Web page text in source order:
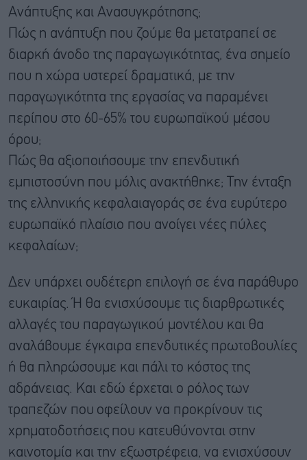
Ανάπτυξης και Ανασυγκρότησης;
Πώς η ανάπτυξη που ζούμε θα μετατραπεί σε
διαρκή άνοδο της παραγωγικότητας, ένα σημείο
που η χώρα υστερεί δραματικά, με την
παραγωγικότητα της εργασίας να παραμένει
περίπου στο 60-65% του ευρωπαϊκού μέσου
όρου;
Πώς θα αξιοποιήσουμε την επενδυτική
εμπιστοσύνη που μόλις ανακτήθηκε; Την ένταξη
της ελληνικής κεφαλαιαγοράς σε ένα ευρύτερο
ευρωπαϊκό πλαίσιο που ανοίγει νέες πύλες
κεφαλαίων;
Δεν υπάρχει ουδέτερη επιλογή σε ένα παράθυρο
ευκαιρίας. Ή θα ενισχύσουμε τις διαρθρωτικές
αλλαγές του παραγωγικού μοντέλου και θα
αναλάβουμε έγκαιρα επενδυτικές πρωτοβουλίες
ή θα πληρώσουμε και πάλι το κόστος της
αδράνειας. Και εδώ έρχεται ο ρόλος των
τραπεζών που οφείλουν να προκρίνουν τις
χρηματοδοτήσεις που κατευθύνονται στην
καινοτομία και την εξωστρέφεια, να ενισχύσουν